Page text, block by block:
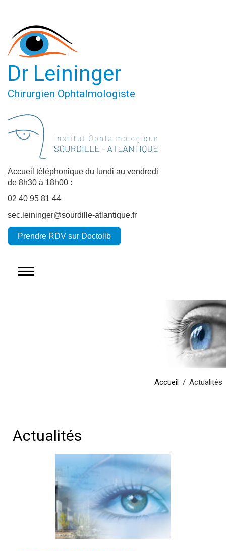
Dr Leininger
Chirurgien Ophtalmologiste
Accueil téléphonique du lundi au vendredi
de 8h30 à 18h00 :
02 40 95 81 44
sec.leininger@sourdille-atlantique.fr
Prendre RDV sur Doctolib
Accueil Actualités
Actualités